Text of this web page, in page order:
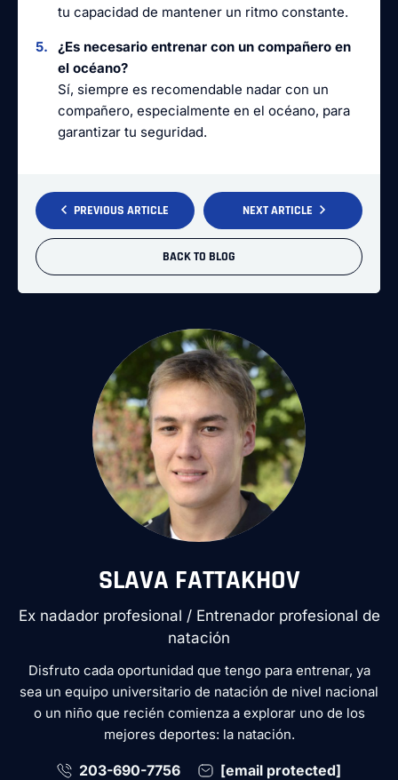
tu capacidad de mantener un ritmo constante.
¿Es necesario entrenar con un compañero en
el océano?
Sí, siempre es recomendable nadar con un
compañero, especialmente en el océano, para
garantizar tu seguridad.
PREVIOUS ARTICLE
BACK TO BLOG
NEXT ARTICLE
SLAVA FATTAKHOV
Ex nadador profesional / Entrenador profesional de
natación
Disfruto cada oportunidad que tengo para entrenar, ya
sea un equipo universitario de natación de nivel nacional
o un niño que recién comienza a explorar uno de los
mejores deportes: la natación.
203-690-7756 [email protected]